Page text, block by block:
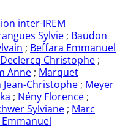
inter-IREM
Sylvie ; Baudon
; Beffara Emmanuel
Declercq Christophe ;
Anne ; Marquet
Jean-Christophe ; Meyer
; Nény Florence ;
Sylviane ; Marc